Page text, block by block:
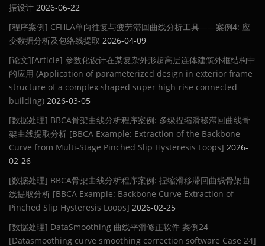
振设计 2026-06-22
[程序案例] CFHLA单向往复与疲劳滞回曲线分析工具——案例4: 应
变数据分析及包络线提取 2026-04-09
[论文][Article] 参数化设计在某复杂外形超高层连体建筑外框结构中
的应用 (Application of parameterized design in exterior frame
structure of a complex shaped super high-rise connected
building) 2026-03-05
[数据处理] BBCA骨架曲线分析程序案例: 多级捏缩滑移滞回曲线骨
架曲线提取分析 [BBCA Example: Extraction of the Backbone
Curve from Multi-Stage Pinched Slip Hysteresis Loops] 2026-
02-26
[数据处理] BBCA骨架曲线分析程序案例: 捏缩滑移滞回曲线骨架曲
线提取分析 [BBCA Example: Backbone Curve Extraction of
Pinched Slip Hysteresis Loops] 2026-02-25
[数据处理] DataSmoothing 曲线平滑修正软件 案例24
[Datasmoothing curve smoothing correction software Case 24]